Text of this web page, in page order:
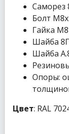
Саморез
Болт
Гайка
Шайба
Шайба
Опоры:
Цвет: RAL